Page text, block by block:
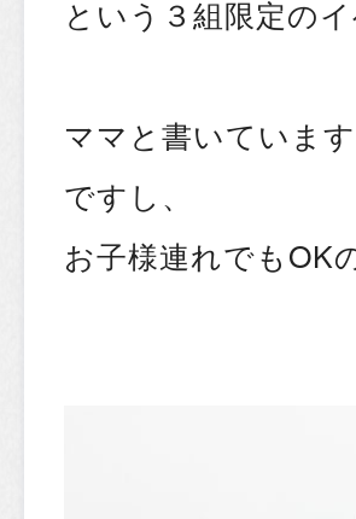
という３組限定の
ママと書いていま
ですし、
お子様連れでもOK